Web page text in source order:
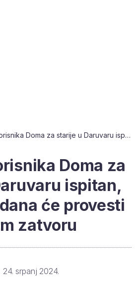
Ubojica korisnika Doma za starije u Daruvaru ispitan, idućih 30 dana će provesti u istražnom zatvoru
Doma za
ispitan,
će provesti
zatvoru
24. srpanj 2024.